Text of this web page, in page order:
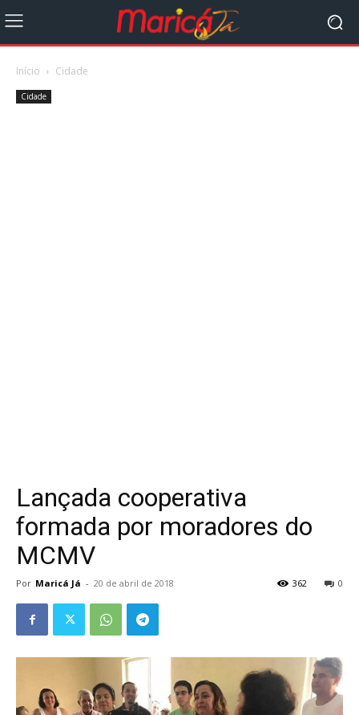
Início Cidade
Cidade
Lançada cooperativa
formada por moradores do
MCMV
Por Maricá Já - 20 de abril de 2018 0
362